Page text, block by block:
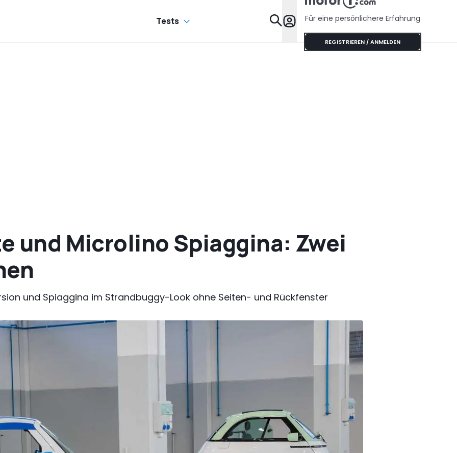
Tests Specials
Für eine persönlichere Erfahrung
REGISTRIEREN / ANMELDEN
und Microlino Spiaggina: Zwei
und Spiaggina im Strandbuggy-Look ohne Seiten- und Rückfenster